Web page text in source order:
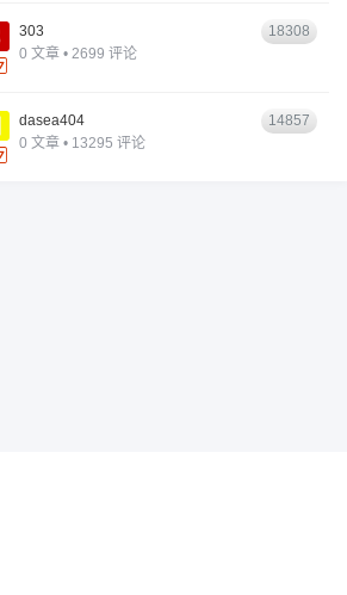
303
0 文章 • 2699 评论
18308
dasea404
0 文章 • 13295 评论
14857